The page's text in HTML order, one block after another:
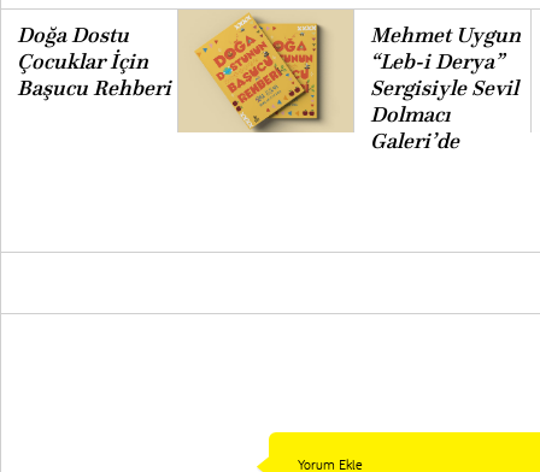
Doğa Dostu
Çocuklar İçin
Başucu Rehberi
Mehmet Uygun
“Leb-i Derya”
Sergisiyle Sevil
Dolmacı
Galeri’de